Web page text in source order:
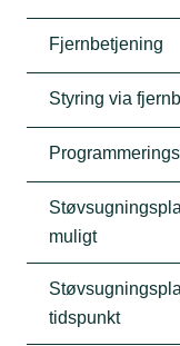
Fjernbetjening
Styring via
muligt
tidspunkt